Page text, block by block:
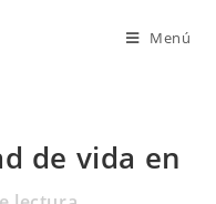
Menú
de vida en